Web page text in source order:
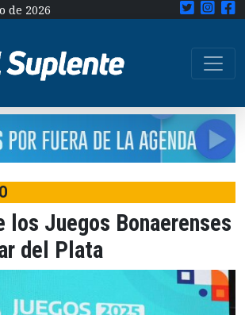
de 2026
los Juegos Bonaerenses
del Plata